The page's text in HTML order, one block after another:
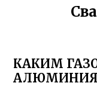
КАКИМ
АЛЮМИНИЯ